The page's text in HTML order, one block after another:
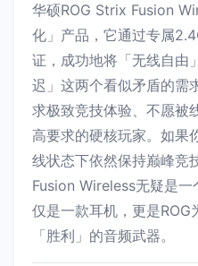
华硕ROG Strix Fusion
化」产品，它通过专属
证，成功地将「无线自由
迟」这两个看似矛盾的需
求极致竞技体验、不愿被
高要求的硬核玩家。如果
线状态下依然保持巅峰竞
Fusion Wireless无疑是一
仅是一款耳机，更是
「胜利」的音频武器。